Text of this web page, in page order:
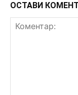
ОСТАВИ